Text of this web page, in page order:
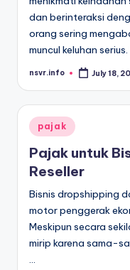
dan berinteraksi
orang sering
muncul keluhan
Posted
nsvr.info July 18,
Posted
in
pajak
Pajak untuk
Reseller
Bisnis dropshipping
motor penggerak
Meskipun secara
mirip karena sama-
…